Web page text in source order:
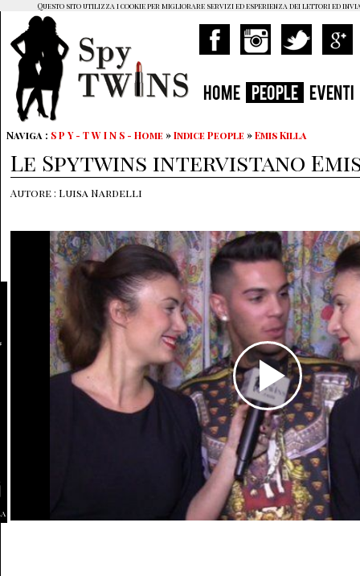
HOME PEOPLE EVENTI
Naviga : S P Y - T W I N S - Home »Indice People »Emis Killa
Le Spytwins intervistano
Autore : Luisa Nardelli
Questo sito utilizza i cookie per migliorare servizi ed esperienza dei lettori ed